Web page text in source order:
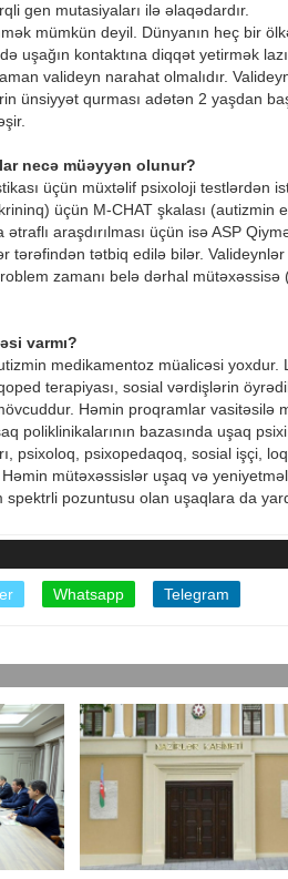
gen mutasiyaları ilə əlaqədardır.
mümkün deyil. Dünyanın heç bir
uşağın kontaktına diqqət yetirmək
valideyn narahat olmalıdır.
ünsiyyət qurması adətən 2 yaşdan
necə müəyyən olunur?
üçün müxtəlif psixoloji testlərdən
üçün M-CHAT şkalası (autizmin
ətraflı araşdırılması üçün isə ASP
tərəfindən tətbiq edilə bilər.
zamanı belə dərhal mütəxəssisə
varmı?
medikamentoz müalicəsi yoxdur.
terapiyası, sosial vərdişlərin
Həmin proqramlar vasitəsilə
poliklinikalarının bazasında uşaq
psixoloq, psixopedaqoq, sosial işçi,
mütəxəssislər uşaq və
spektrli pozuntusu olan uşaqlara da
Whatsapp Telegram